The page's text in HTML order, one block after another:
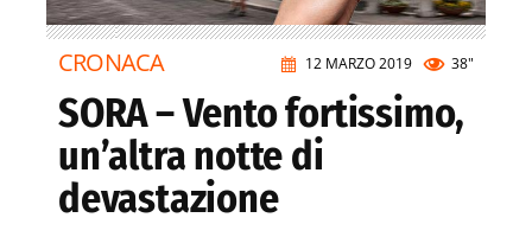
12 MARZO 2019 38"
CRONACA
SORA – Vento fortissimo,
un’altra notte di
devastazione